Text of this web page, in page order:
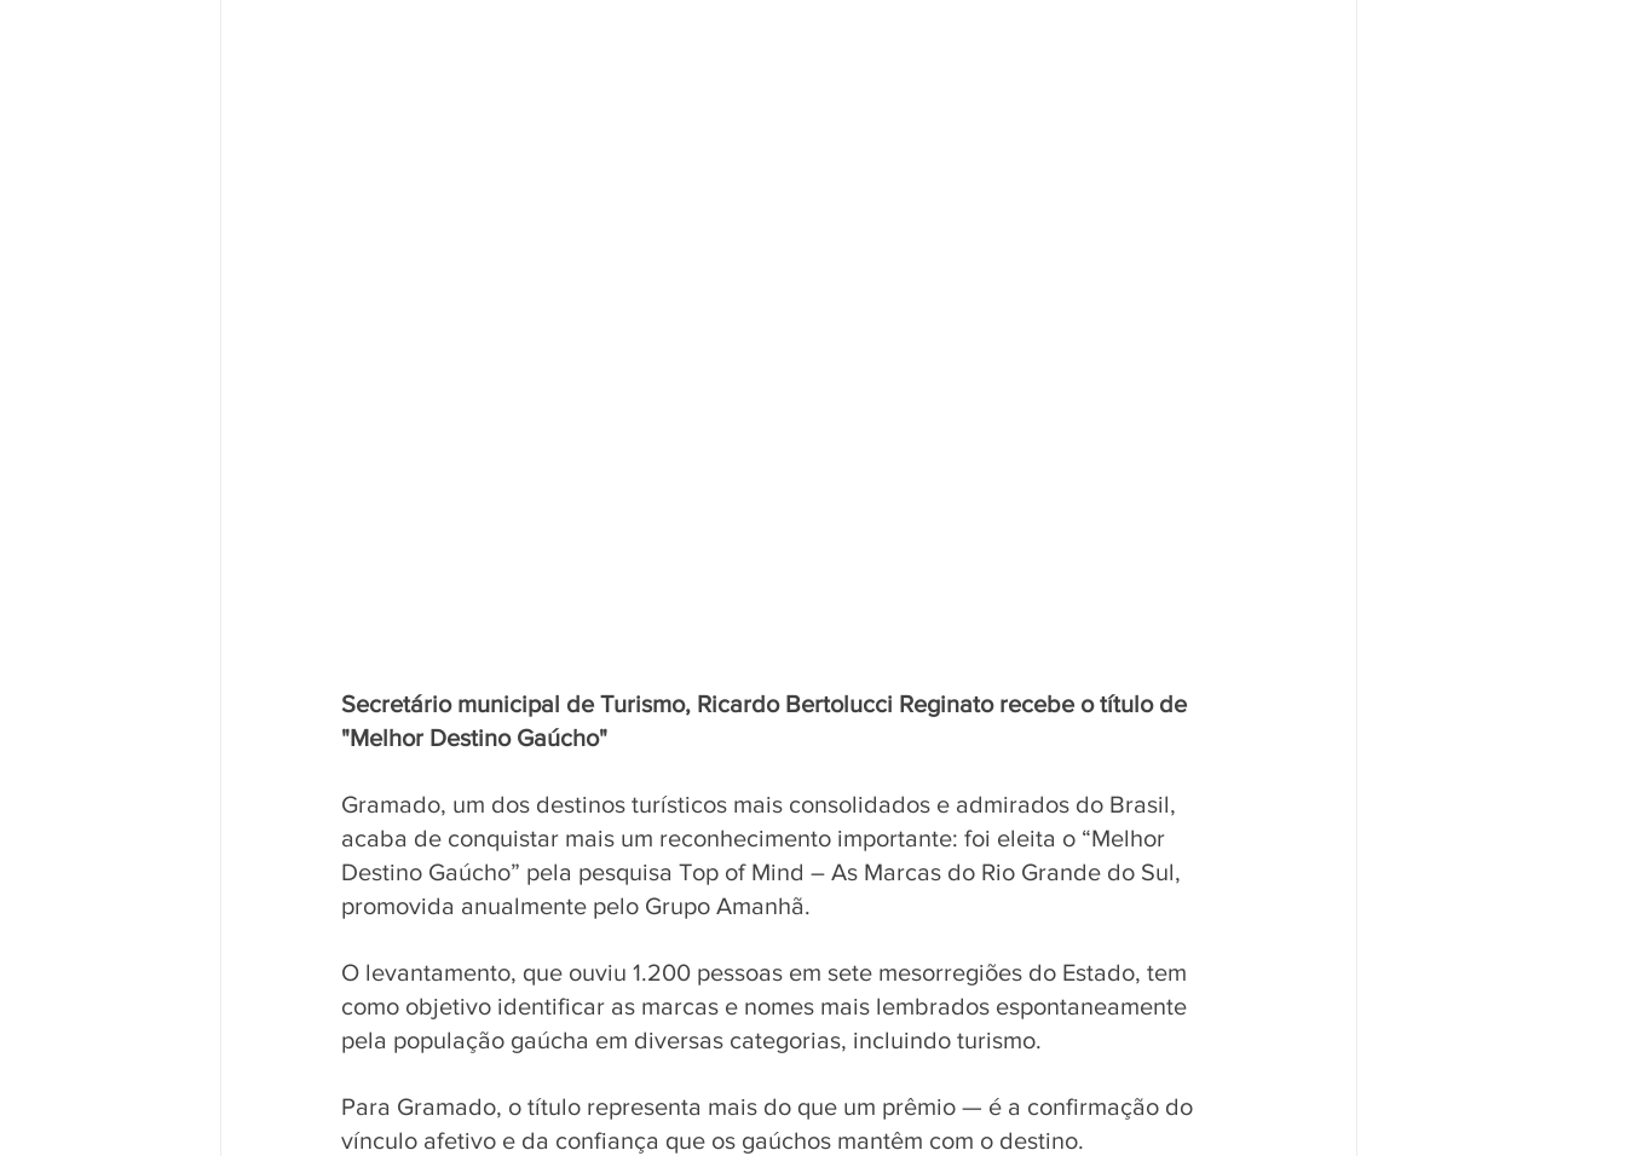
Secretário municipal de Turismo, Ricardo Bertolucci Reginato recebe o título de
"Melhor Destino Gaúcho"
Gramado, um dos destinos turísticos mais consolidados e admirados do Brasil,
acaba de conquistar mais um reconhecimento importante: foi eleita o “Melhor
Destino Gaúcho” pela pesquisa Top of Mind – As Marcas do Rio Grande do Sul,
promovida anualmente pelo Grupo Amanhã.
O levantamento, que ouviu 1.200 pessoas em sete mesorregiões do Estado, tem
como objetivo identificar as marcas e nomes mais lembrados espontaneamente
pela população gaúcha em diversas categorias, incluindo turismo.
Para Gramado, o título representa mais do que um prêmio — é a confirmação do
vínculo afetivo e da confiança que os gaúchos mantêm com o destino.